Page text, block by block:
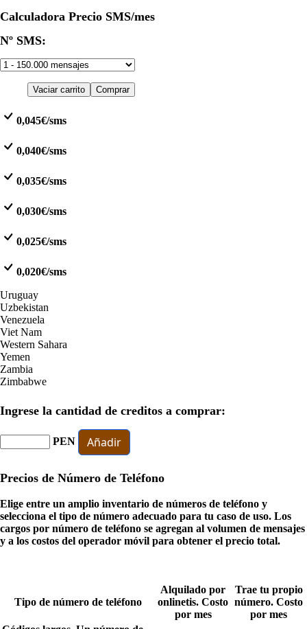
Calculadora Precio SMS/mes
Nº SMS:
Vaciar carrito Comprar
0,045€/sms
0,040€/sms
0,035€/sms
0,030€/sms
0,025€/sms
0,020€/sms
Uruguay
Uzbekistan
Venezuela
Viet Nam
Western Sahara
Yemen
Zambia
Zimbabwe
Ingrese la cantidad de creditos a comprar:
PEN Añadir
Precios de Número de Teléfono
Elige entre un amplio inventario de números de teléfono y
selecciona el tipo de número adecuado para tu caso de uso. Los
cargos por número de teléfono se agregan al volumen de mensajes
y a los costos del operador móvil para obtener el precio total.
Tipo de número de teléfono
Alquilado por
onlinetis. Costo
por mes
Trae tu propio
número. Costo
por mes